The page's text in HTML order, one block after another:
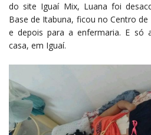
do site Iguaí Mix, Luana foi
Base de Itabuna, ficou no Centro
e depois para a enfermaria. E só
casa, em Iguaí.